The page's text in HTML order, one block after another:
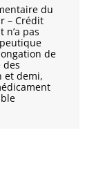
du
– Crédit
n’a pas
de
des
et demi,